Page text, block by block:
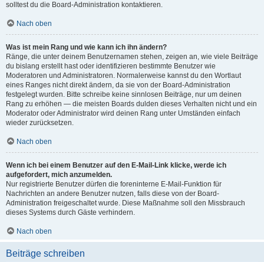
solltest du die Board-Administration kontaktieren.
Nach oben
Was ist mein Rang und wie kann ich ihn ändern?
Ränge, die unter deinem Benutzernamen stehen, zeigen an, wie viele Beiträge
du bislang erstellt hast oder identifizieren bestimmte Benutzer wie
Moderatoren und Administratoren. Normalerweise kannst du den Wortlaut
eines Ranges nicht direkt ändern, da sie von der Board-Administration
festgelegt wurden. Bitte schreibe keine sinnlosen Beiträge, nur um deinen
Rang zu erhöhen — die meisten Boards dulden dieses Verhalten nicht und ein
Moderator oder Administrator wird deinen Rang unter Umständen einfach
wieder zurücksetzen.
Nach oben
Wenn ich bei einem Benutzer auf den E-Mail-Link klicke, werde ich
aufgefordert, mich anzumelden.
Nur registrierte Benutzer dürfen die foreninterne E-Mail-Funktion für
Nachrichten an andere Benutzer nutzen, falls diese von der Board-
Administration freigeschaltet wurde. Diese Maßnahme soll den Missbrauch
dieses Systems durch Gäste verhindern.
Nach oben
Beiträge schreiben